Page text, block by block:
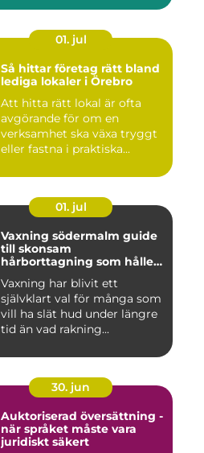
01. jul
Så hittar företag rätt bland
lediga lokaler i Örebro
Att hitta rätt lokal är ofta
avgörande för om en
verksamhet ska växa tryggt
eller fastna i praktiska...
01. jul
Vaxning södermalm guide
till skonsam
hårborttagning som håller
Vaxning har blivit ett
självklart val för många som
vill ha slät hud under längre
tid än vad rakning...
30. jun
Auktoriserad översättning -
när språket måste vara
juridiskt säkert